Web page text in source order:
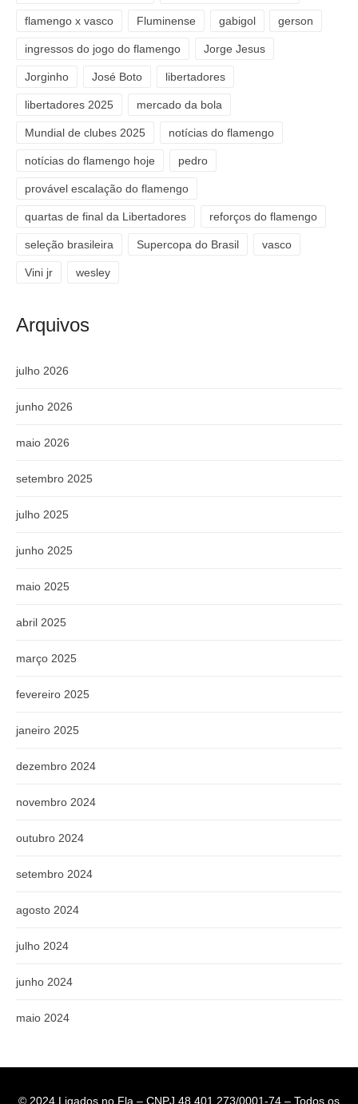
flamengo x vasco Fluminense gabigol gerson
ingressos do jogo do flamengo Jorge Jesus
Jorginho José Boto libertadores
libertadores 2025 mercado da bola
Mundial de clubes 2025 notícias do flamengo
notícias do flamengo hoje pedro
provável escalação do flamengo
quartas de final da Libertadores reforços do flamengo
seleção brasileira Supercopa do Brasil vasco
Vini jr wesley
Arquivos
julho 2026
junho 2026
maio 2026
setembro 2025
julho 2025
junho 2025
maio 2025
abril 2025
março 2025
fevereiro 2025
janeiro 2025
dezembro 2024
novembro 2024
outubro 2024
setembro 2024
agosto 2024
julho 2024
junho 2024
maio 2024
© 2024 Ligados no Fla – CNPJ 48.401.273/0001-74 – Todos os